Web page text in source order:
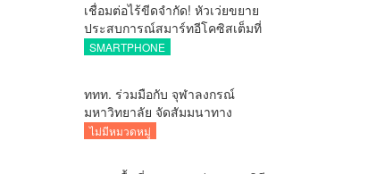
เชื่อมต่อไร้ขีดจำกัด! หัวเว่ยขยาย
ประสบการณ์สมาร์ทอีโคซิสเต็มที่
สมบูรณ์แบบ ไร้รอยต่อ ครบ จบ ใน
SMARTPHONE
ททท. ร่วมมือกับ จุฬาลงกรณ์
มหาวิทยาลัย จัดสัมมนาทาง
วิชาการและการตลาดเชิงรุกแนะ
“ขายได้ ขายดี ขายนาน”
ไม่มีหมวดหมู่